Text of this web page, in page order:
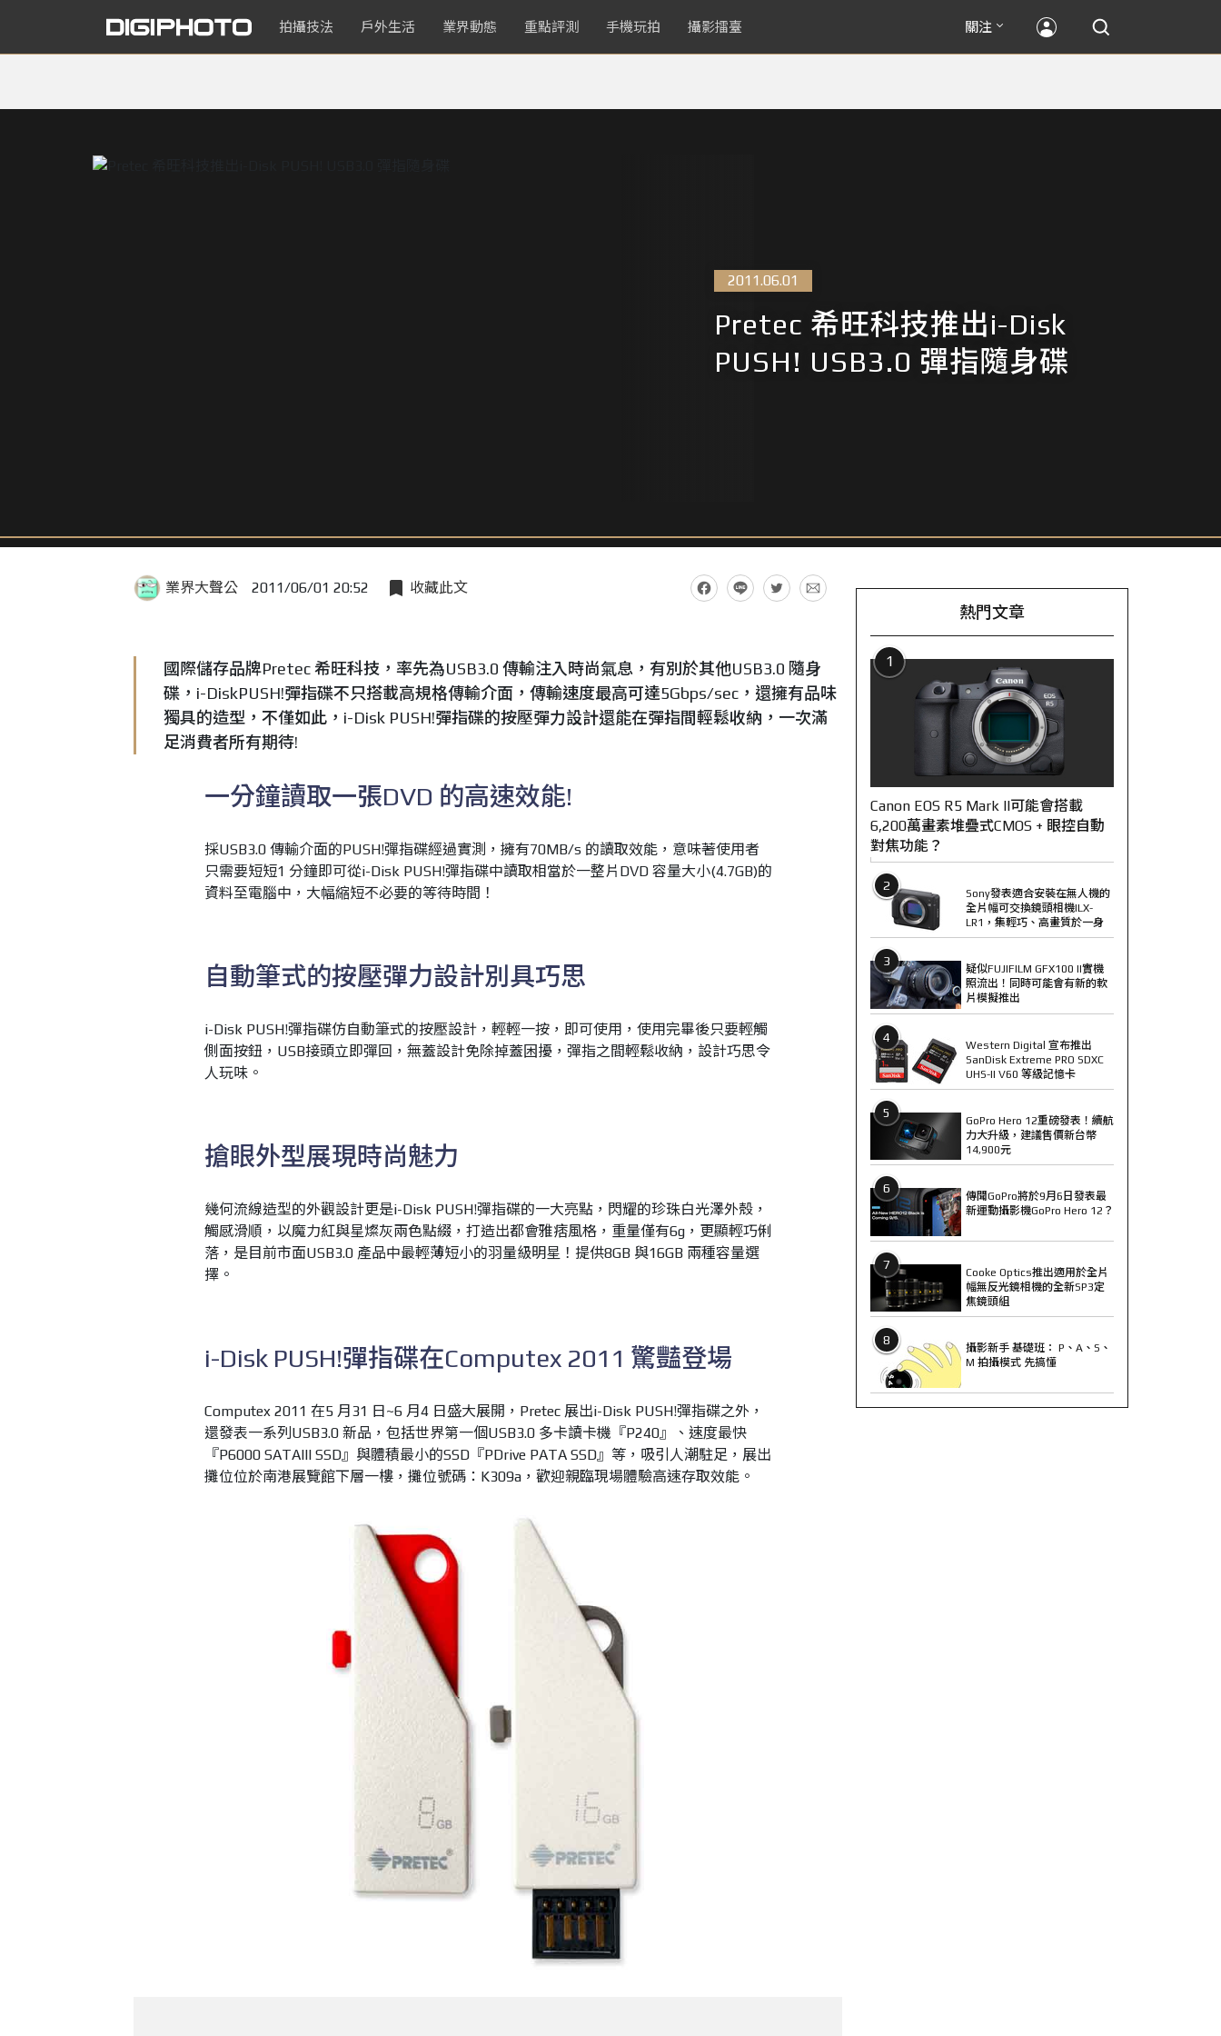
拍攝技法 戶外生活 業界動態 重點評測 手機玩拍 攝影擂臺 關注
2011.06.01
Pretec 希旺科技推出i-Disk
PUSH! USB3.0 彈指隨身碟
業界大聲公 2011/06/01 20:52 收藏此文
國際儲存品牌Pretec 希旺科技，率先為USB3.0 傳輸注入時尚氣息，有別於其他USB3.0 隨身
碟，i-DiskPUSH!彈指碟不只搭載高規格傳輸介面，傳輸速度最高可達5Gbps/sec，還擁有品味
獨具的造型，不僅如此，i-Disk PUSH!彈指碟的按壓彈力設計還能在彈指間輕鬆收納，一次滿
足消費者所有期待!
一分鐘讀取一張DVD 的高速效能!
採USB3.0 傳輸介面的PUSH!彈指碟經過實測，擁有70MB/s 的讀取效能，意味著使用者
只需要短短1 分鐘即可從i-Disk PUSH!彈指碟中讀取相當於一整片DVD 容量大小(4.7GB)的
資料至電腦中，大幅縮短不必要的等待時間！
自動筆式的按壓彈力設計別具巧思
i-Disk PUSH!彈指碟仿自動筆式的按壓設計，輕輕一按，即可使用，使用完畢後只要輕觸
側面按鈕，USB接頭立即彈回，無蓋設計免除掉蓋困擾，彈指之間輕鬆收納，設計巧思令
人玩味。
搶眼外型展現時尚魅力
幾何流線造型的外觀設計更是i-Disk PUSH!彈指碟的一大亮點，閃耀的珍珠白光澤外殼，
觸感滑順，以魔力紅與星燦灰兩色點綴，打造出都會雅痞風格，重量僅有6g，更顯輕巧俐
落，是目前市面USB3.0 產品中最輕薄短小的羽量級明星！提供8GB 與16GB 兩種容量選
擇。
i-Disk PUSH!彈指碟在Computex 2011 驚豔登場
Computex 2011 在5 月31 日~6 月4 日盛大展開，Pretec 展出i-Disk PUSH!彈指碟之外，
還發表一系列USB3.0 新品，包括世界第一個USB3.0 多卡讀卡機『P240』、速度最快
『P6000 SATAIII SSD』與體積最小的SSD『PDrive PATA SSD』等，吸引人潮駐足，展出
攤位位於南港展覽館下層一樓，攤位號碼：K309a，歡迎親臨現場體驗高速存取效能。
熱門文章
1
Canon EOS R5 Mark II可能會搭載
6,200萬畫素堆疊式CMOS + 眼控自動
對焦功能？
2
Sony發表適合安裝在無人機的
全片幅可交換鏡頭相機ILX-
LR1，集輕巧、高畫質於一身
3
疑似FUJIFILM GFX100 II實機
照流出！同時可能會有新的軟
片模擬推出
4
Western Digital 宣布推出
SanDisk Extreme PRO SDXC
UHS-II V60 等級記憶卡
5
GoPro Hero 12重磅發表！續航
力大升級，建議售價新台幣
14,900元
6
傳聞GoPro將於9月6日發表最
新運動攝影機GoPro Hero 12？
7
Cooke Optics推出適用於全片
幅無反光鏡相機的全新SP3定
焦鏡頭組
8
攝影新手 基礎班： P、A、S、
M 拍攝模式 先搞懂